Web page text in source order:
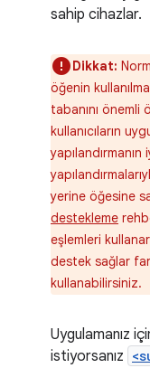
sahip cihazlar.
Dikkat:
öğenin
tabanını önemli
kullanıcıların
yerine öğesine
destekleme
eşlemleri
destek sağlar
kullanabilirsiniz.
Uygulamanız
istiyorsanız